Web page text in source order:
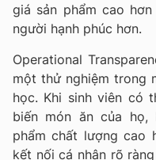
giá sản phẩm cao
người hạnh phúc hơn.
Operational
một thử nghiệm trong
học. Khi sinh viên có
biến món ăn của
phẩm chất lượng cao
kết nối cá nhân rõ